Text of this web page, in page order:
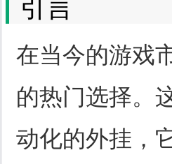
引言
在当今的游戏
的热门选择。
动化的外挂，